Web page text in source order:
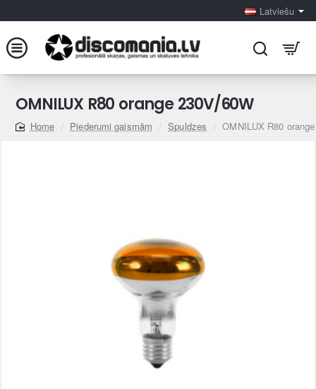
Latviešu
OMNILUX R80 orange 230V/60W
home
Piederumi gaismām Spuldzes OMNILUX R80